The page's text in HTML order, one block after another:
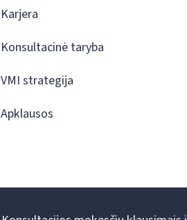
Karjera
Konsultacinė taryba
VMI strategija
Apklausos